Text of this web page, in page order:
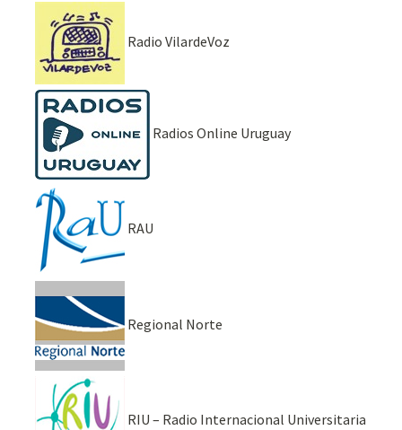
Radio VilardeVoz
Radios Online Uruguay
RAU
Regional Norte
RIU – Radio Internacional Universitaria